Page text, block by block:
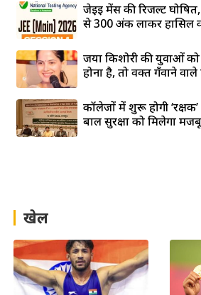
जेईई मेंस की रिजल्ट
से 300 अंक लाकर हासिल
जया किशोरी की युवाओं
होना है, तो वक्त गँवाने वाले
कॉलेजों में शुरू होगी
बाल सुरक्षा को मिलेगा
खेल